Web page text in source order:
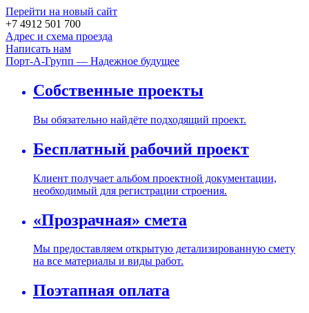
Перейти на новый сайт
+7 4912 501 700
Адрес и схема проезда
Написать нам
Порт-А-Групп — Надежное будущее
Собственные проекты
Вы обязательно найдёте подходящий проект.
Бесплатный рабочий проект
Клиент получает альбом проектной документации,
необходимый для регистрации строения.
«Прозрачная» смета
Мы предоставляем открытую детализированную смету
на все материалы и виды работ.
Поэтапная оплата